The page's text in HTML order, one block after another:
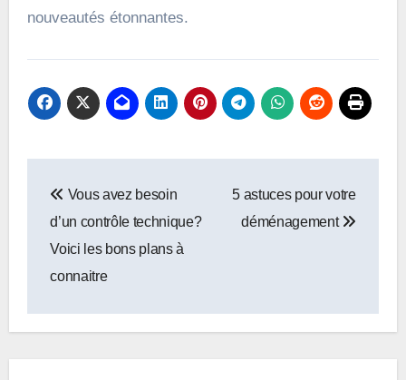
nouveautés étonnantes.
de
l’article
Vous avez besoin
d’un contrôle technique?
Voici les bons plans à
connaitre
5 astuces pour votre
déménagement